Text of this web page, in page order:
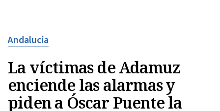
Andalucía
La víctimas de Adamuz
enciende las alarmas y
piden a Óscar Puente la